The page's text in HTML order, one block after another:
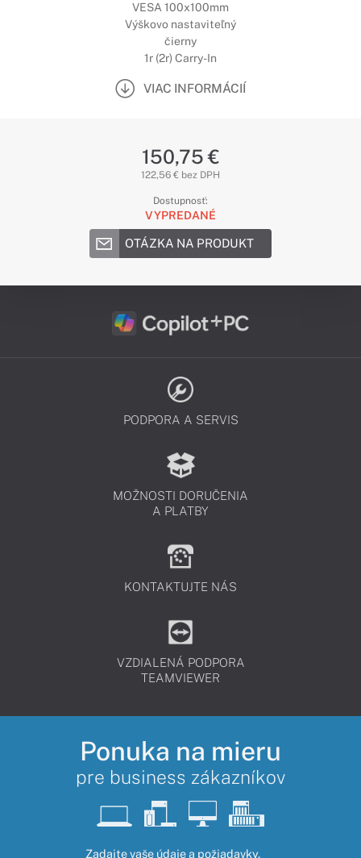
VESA 100x100mm
Výškovo nastaviteľný
čierny
1r (2r) Carry-In
VIAC INFORMÁCIÍ
150,75 €
122,56 € bez DPH
Dostupnosť:
VYPREDANÉ
OTÁZKA NA PRODUKT
PODPORA A SERVIS
MOŽNOSTI DORUČENIA
A PLATBY
KONTAKTUJTE NÁS
VZDIALENÁ PODPORA
TEAMVIEWER
Ponuka na mieru
pre business zákazníkov
Zadajte vaše údaje a požiadavky.